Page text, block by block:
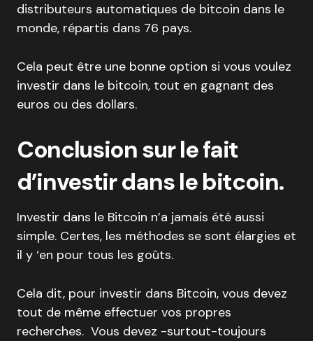
distributeurs automatiques de bitcoin dans le
monde, répartis dans 76 pays.
Cela peut être une bonne option si vous voulez
investir dans le bitcoin, tout en gagnant des
euros ou des dollars.
Conclusion sur le fait
d’investir dans le bitcoin.
Investir dans le Bitcoin n’a jamais été aussi
simple. Certes, les méthodes se sont élargies et
il y ‘en pour tous les goûts.
Cela dit, pour investir dans Bitcoin, vous devez
tout de même effectuer vos propres
recherches. Vous devez -surtout-toujours